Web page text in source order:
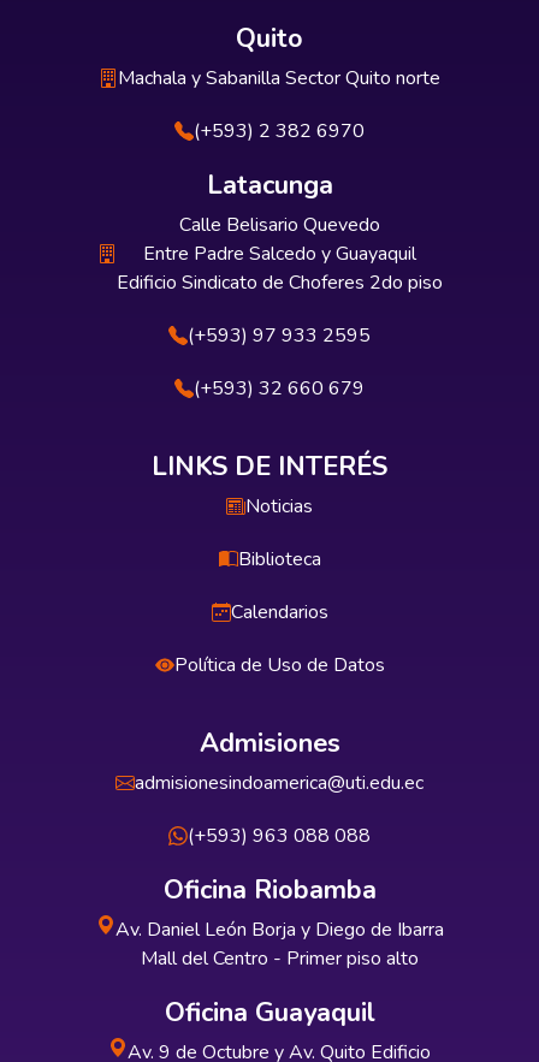
Quito
Machala y Sabanilla Sector Quito norte
(+593) 2 382 6970
Latacunga
Calle Belisario Quevedo
Entre Padre Salcedo y Guayaquil
Edificio Sindicato de Choferes 2do piso
(+593) 97 933 2595
(+593) 32 660 679
LINKS DE INTERÉS
Noticias
Biblioteca
Calendarios
Política de Uso de Datos
Admisiones
admisionesindoamerica@uti.edu.ec
(+593) 963 088 088
Oficina Riobamba
Av. Daniel León Borja y Diego de Ibarra
Mall del Centro - Primer piso alto
Oficina Guayaquil
Av. 9 de Octubre y Av. Quito Edificio